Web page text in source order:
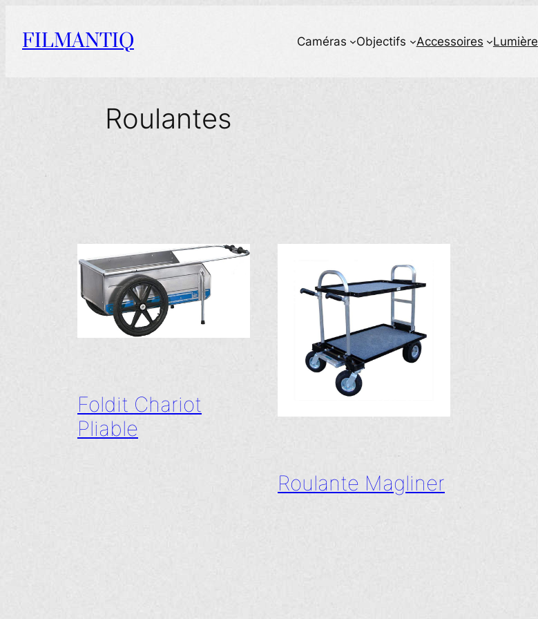
contenu
FILMANTIQ Caméras Objectifs Accessoires Lumière
Roulantes
Foldit Chariot
Pliable
Roulante Magliner